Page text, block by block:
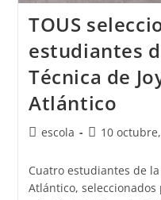
TOUS
estudiantes
Técnica de
Atlántico
Autor
la
entrada:
escola
Publicación
la
entrada:
10
Cuatro estudiantes de
Atlántico,